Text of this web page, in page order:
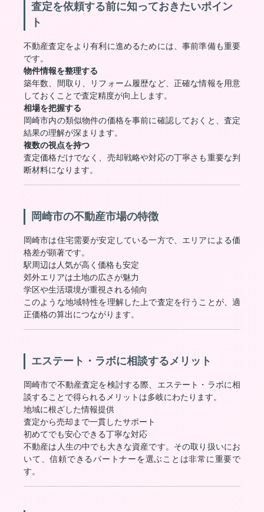
査定を依頼する前に知っておきたいポイン
ト
不動産査定をより有利に進めるためには、事前準備も重要
です。
物件情報を整理する
築年数、間取り、リフォーム履歴など、正確な情報を用意
しておくことで査定精度が向上します。
相場を把握する
岡崎市内の類似物件の価格を事前に確認しておくと、査定
結果の理解が深まります。
複数の視点を持つ
査定価格だけでなく、売却戦略や対応の丁寧さも重要な判
断材料になります。
岡崎市の不動産市場の特徴
岡崎市は住宅需要が安定している一方で、エリアによる価
格差が顕著です。
駅周辺は人気が高く価格も安定
郊外エリアは土地の広さが魅力
学区や生活環境が重視される傾向
このような地域特性を理解した上で査定を行うことが、適
正価格の算出につながります。
エステート・ラボに相談するメリット
岡崎市で不動産査定を検討する際、エステート・ラボに相
談することで得られるメリットは多岐にわたります。
地域に根ざした情報提供
査定から売却まで一貫したサポート
初めてでも安心できる丁寧な対応
不動産は人生の中でも大きな資産です。その取り扱いにお
いて、信頼できるパートナーを選ぶことは非常に重要で
す。